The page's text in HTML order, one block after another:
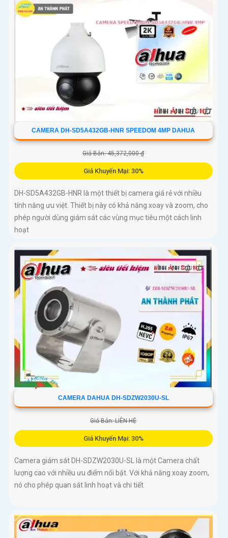
CAMERA DH-SD5A432GB-HNR SPEEDOM 4MP DAHUA
Giá Bán: 45,372,000 ₫
Giá Khuyến Mại: 30%
DH-SD5A432GB-HNR là một thiết bị camera giá rẻ với nhiều
tính năng ưu việt. Thiết bị này có khả năng xoay và zoom, cho
phép người dùng giám sát các vùng mục tiêu một cách linh
hoạt
CAMERA DAHUA DH-SDZW2030U-SL
Giá Bán: LIÊN HỆ
Giá Khuyến Mại: 30%
Camera giám sát DH-SDZW2030U-SL là một Camera chất
lượng cao với nhiều ưu điểm nổi bật. Với khả năng xoay zoom,
nó cho phép quan sát linh hoạt và chi tiết